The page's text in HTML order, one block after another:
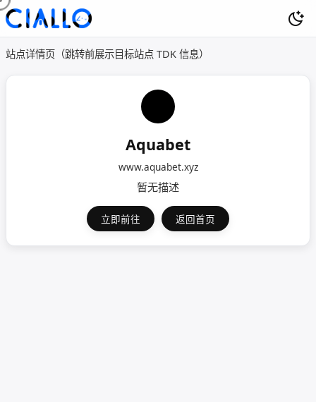
站点详情页（跳转前展示目标站点 TDK 信息）
Aquabet
www.aquabet.xyz
暂无描述
立即前往 返回首页